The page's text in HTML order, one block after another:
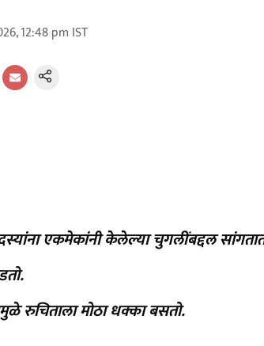
12:48 pm IST
एकमेकांनी केलेल्या चुगलींबद्दल
रुचिताला मोठा धक्का बसतो.